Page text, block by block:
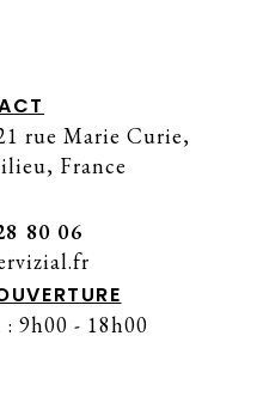
rue Marie Curie,
France
80 06
9h00 - 18h00